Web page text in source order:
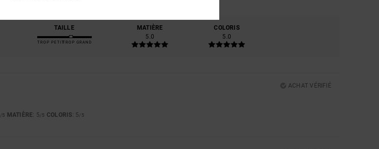
TAILLE
TROP PETITTROP GRAND
MATIÈRE
5.0
COLORIS
5.0
ACHAT VÉRIFIÉ
/5 MATIÈRE: 5/5 COLORIS: 5/5